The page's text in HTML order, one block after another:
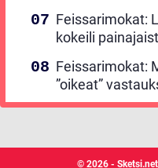
Feissarimokat:
kokeili
Feissarimokat:
”oikeat”
© 2026 -